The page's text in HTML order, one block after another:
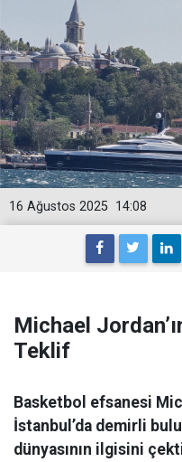
14:08
16 Ağustos 2025
Michael
Teklif
Basketbol efsanesi
İstanbul’da demirli
dünyasının ilgisini